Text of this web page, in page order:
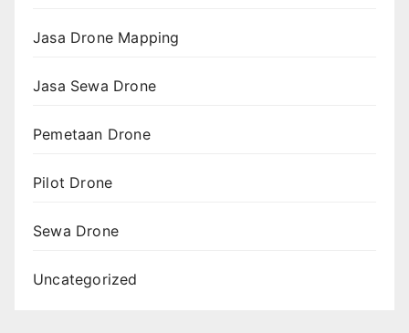
Jasa Drone Mapping
Jasa Sewa Drone
Pemetaan Drone
Pilot Drone
Sewa Drone
Uncategorized